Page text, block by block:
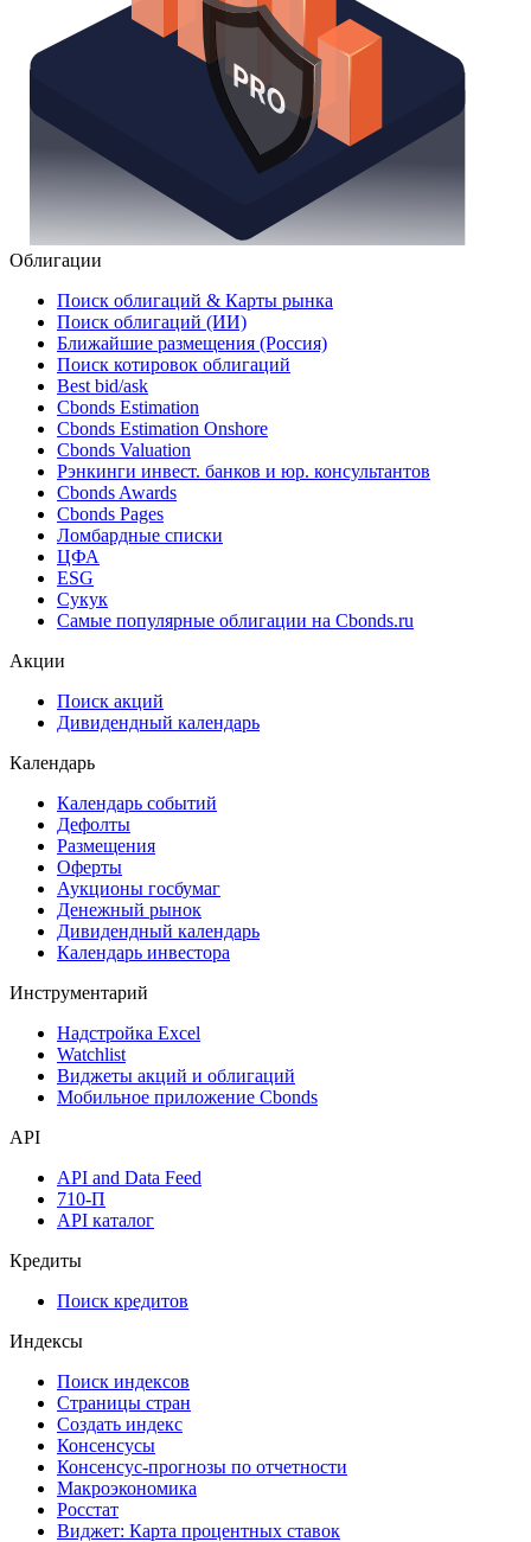
Облигации
Поиск облигаций & Карты рынка
Поиск облигаций (ИИ)
Ближайшие размещения (Россия)
Поиск котировок облигаций
Best bid/ask
Cbonds Estimation
Cbonds Estimation Onshore
Cbonds Valuation
Рэнкинги инвест. банков и юр. консультантов
Cbonds Awards
Cbonds Pages
Ломбардные списки
ЦФА
ESG
Сукук
Самые популярные облигации на Cbonds.ru
Акции
Поиск акций
Дивидендный календарь
Календарь
Календарь событий
Дефолты
Размещения
Оферты
Аукционы госбумаг
Денежный рынок
Дивидендный календарь
Календарь инвестора
Инструментарий
Надстройка Excel
Watchlist
Виджеты акций и облигаций
Мобильное приложение Cbonds
API
API and Data Feed
710-П
API каталог
Кредиты
Поиск кредитов
Индексы
Поиск индексов
Страницы стран
Создать индекс
Консенсусы
Консенсус-прогнозы по отчетности
Макроэкономика
Росстат
Виджет: Карта процентных ставок